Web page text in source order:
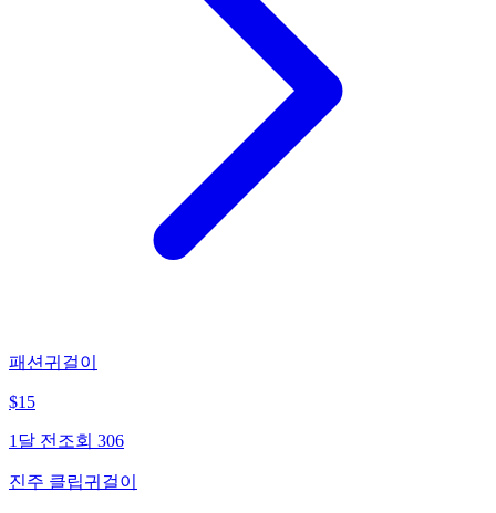
패션귀걸이
$15
1달 전 조회 306
진주 클립귀걸이